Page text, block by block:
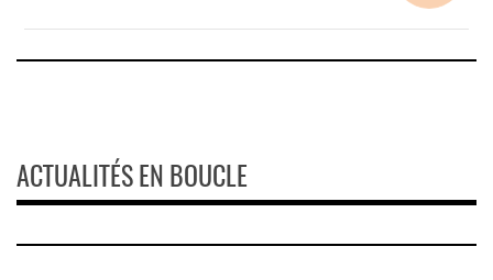
ACTUALITÉS EN BOUCLE